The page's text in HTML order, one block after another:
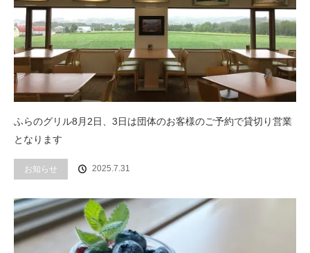
ふらのグリル8月2日、3日は団体のお客様のご予約で貸切り営業
となります
お知らせ 2025.7.31